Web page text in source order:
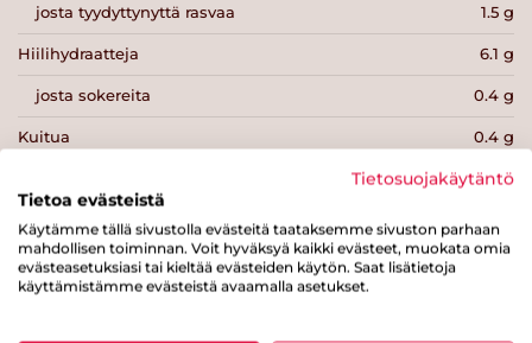
josta tyydyttynyttä rasvaa 1.5 g
Hiilihydraatteja 6.1 g
josta sokereita 0.4 g
Kuitua 0.4 g
2.7 g
Suolaa
Tietosuojakäytäntö
Tietoa evästeistä
Käytämme tällä sivustolla evästeitä taataksemme sivuston parhaan
mahdollisen toiminnan. Voit hyväksyä kaikki evästeet, muokata omia
evästeasetuksiasi tai kieltää evästeiden käytön. Saat lisätietoja
käyttämistämme evästeistä avaamalla asetukset.